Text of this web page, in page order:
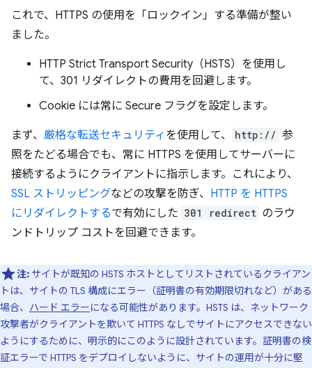
これで、HTTPS の使用を「ロックイン」する準備が整い
ました。
HTTP Strict Transport Security（HSTS）を使用し
て、301 リダイレクトの費用を回避します。
Cookie には常に Secure フラグを設定します。
まず、 厳格な転送セキュリティ を使用して、 http:// 参
照をたどる場合でも、常に HTTPS を使用してサーバーに
接続するようにクライアントに指示します。これにより、
SSL ストリッピングなどの攻撃を防ぎ、 HTTP を HTTPS
にリダイレクトするで有効にした 301 redirect のラウ
ンドトリップ コストを回避できます。
注: サイトが既知の HSTS ホストとしてリストされているクライアン
トは、サイトの TLS 構成にエラー（証明書の有効期限切れなど）がある
場合、 ハード エラーになる可能性があります。HSTS は、ネットワーク
攻撃者がクライアントを欺いて HTTPS なしでサイトにアクセスできない
ようにするために、明示的にこのように設計されています。証明書の検
証エラーで HTTPS をデプロイしないように、サイトの運用が十分に堅